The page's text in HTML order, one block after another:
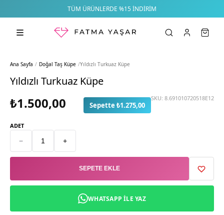
TÜM ÜRÜNLERDE %15 İNDIRIM
Ana Sayfa / Doğal Taş Küpe /Yıldızlı Turkuaz Küpe
Yıldızlı Turkuaz Küpe
₺1.500,00 Sepette ₺1.275,00
SKU: 8.691010720518E12
ADET
− +
SEPETE EKLE
WHATSAPP ILE YAZ